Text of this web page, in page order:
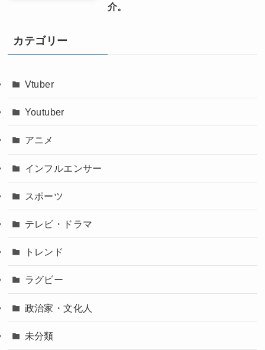
介。
カテゴリー
Vtuber
Youtuber
アニメ
インフルエンサー
スポーツ
テレビ・ドラマ
トレンド
ラグビー
政治家・文化人
未分類